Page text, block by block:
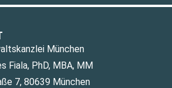
München
Fiala, PhD, MBA, MM
7, 80639 München